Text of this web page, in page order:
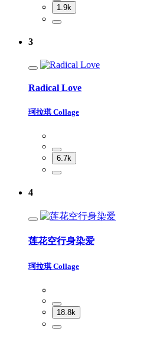
1.9k
3
Radical Love
珂拉琪 Collage
6.7k
4
莲花空行身染爱
珂拉琪 Collage
18.8k